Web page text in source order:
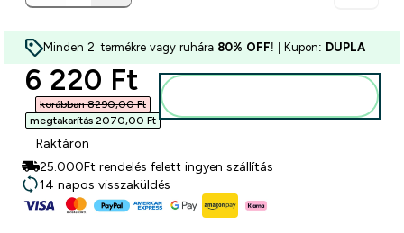
Minden 2. termékre vagy ruhára 80% OFF! | Kupon: DUPLA
discounted price
6 220 Ft‎
korábban 8290,00 Ft‎
megtakarítás 2070,00 Ft‎
Raktáron
25.000Ft rendelés felett ingyen szállítás
14 napos visszaküldés